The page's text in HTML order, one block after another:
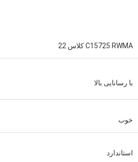
C15725 RWMA کلاس 22
با رسانایی بالا
خوب
استاندارد